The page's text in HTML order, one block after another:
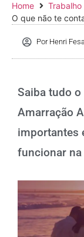
Home
Trabalho
O que não te
PorHenri Fesa
Saiba tudo
Amarração
importantes
funcionar na